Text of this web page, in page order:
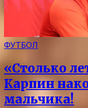
ФУТБОЛ
«Столько
Карпин
мальчика!